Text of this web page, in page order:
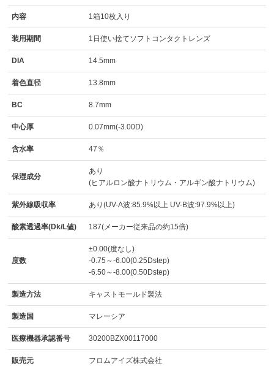
内容 1箱10枚入り
装用期間 1日使い捨てソフトコンタクトレンズ
DIA 14.5mm
着色直径 13.8mm
BC 8.7mm
中心厚 0.07mm(-3.00D)
含水率 47％
保湿成分
あり
(ヒアルロン酸ナトリウム・アルギン酸ナトリウム)
紫外線吸収率 あり(UV-A波:85.9%以上 UV-B波:97.9%以上)
酸素透過率(Dk/L値) 187(メーカー従来品の約15倍)
度数
±0.00(度なし)
-0.75～-6.00(0.25Dstep)
-6.50～-8.00(0.50Dstep)
製造方法 キャストモールド製法
製造国 マレーシア
医療機器承認番号 30200BZX00117000
販売元 フロムアイズ株式会社